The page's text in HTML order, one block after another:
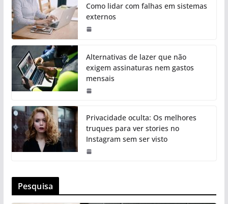
Como lidar com falhas em sistemas
externos
Alternativas de lazer que não
exigem assinaturas nem gastos
mensais
Privacidade oculta: Os melhores
truques para ver stories no
Instagram sem ser visto
Pesquisa